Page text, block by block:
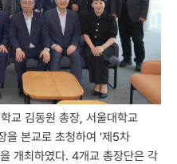
교 김동원 총장, 서울대학교
을 본교로 초청하여 '제5차
개최하였다. 4개교 총장단은 각